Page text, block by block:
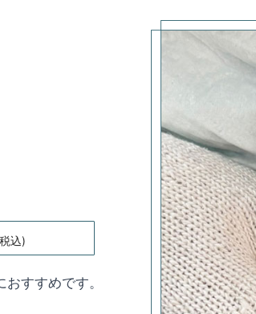
込)
すすめです。